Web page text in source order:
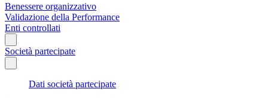
Benessere organizzativo
Validazione della Performance
Enti controllati
Società partecipate
Dati società partecipate